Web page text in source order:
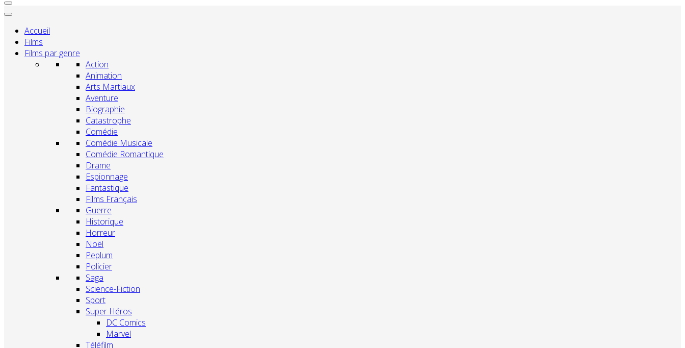
Accueil
Films
Films par genre
Action
Animation
Arts Martiaux
Aventure
Biographie
Catastrophe
Comédie
Comédie Musicale
Comédie Romantique
Drame
Espionnage
Fantastique
Films Français
Guerre
Historique
Horreur
Noël
Peplum
Policier
Saga
Science-Fiction
Sport
Super Héros
DC Comics
Marvel
Téléfilm